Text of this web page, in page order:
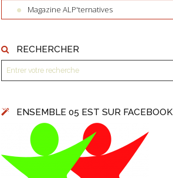
Magazine ALP'ternatives
RECHERCHER
ENSEMBLE 05 EST SUR FACEBOOK